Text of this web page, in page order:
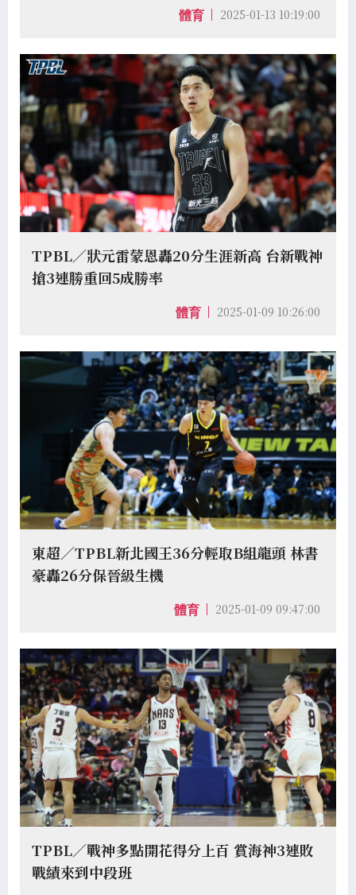
體育 2025-01-13 10:19:00
TPBL／狀元雷蒙恩轟20分生涯新高 台新戰神
搶3連勝重回5成勝率
體育 2025-01-09 10:26:00
東超／TPBL新北國王36分輕取B組龍頭 林書
豪轟26分保晉級生機
體育 2025-01-09 09:47:00
TPBL／戰神多點開花得分上百 賞海神3連敗
戰績來到中段班